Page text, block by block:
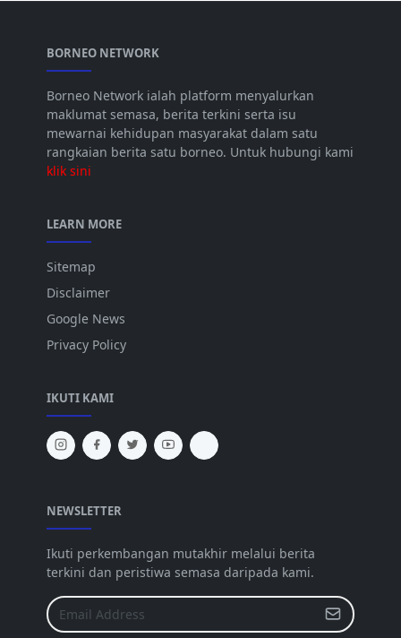
BORNEO NETWORK
Borneo Network ialah platform menyalurkan
maklumat semasa, berita terkini serta isu
mewarnai kehidupan masyarakat dalam satu
rangkaian berita satu borneo. Untuk hubungi kami
klik sini
LEARN MORE
Sitemap
Disclaimer
Google News
Privacy Policy
IKUTI KAMI
NEWSLETTER
Ikuti perkembangan mutakhir melalui berita
terkini dan peristiwa semasa daripada kami.